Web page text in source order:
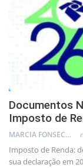
Documentos
Imposto de
MARCIA FONSECA - FINANCIAL CONSULTANT
Imposto de Renda:
sua declaração em